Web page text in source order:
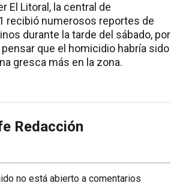
El Litoral, la central de
recibió numerosos reportes de
durante la tarde del sábado, por
pensar que el homicidio habría sido
gresca más en la zona.
Redacción
no está abierto a comentarios